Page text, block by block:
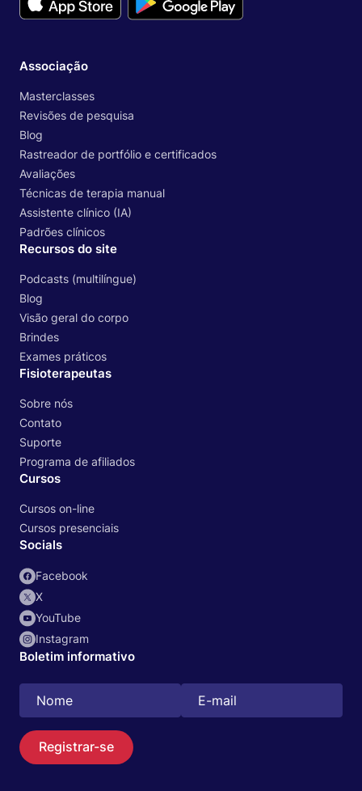
Associação
Masterclasses
Revisões de pesquisa
Blog
Rastreador de portfólio e certificados
Avaliações
Técnicas de terapia manual
Assistente clínico (IA)
Padrões clínicos
Recursos do site
Podcasts (multilíngue)
Blog
Visão geral do corpo
Brindes
Exames práticos
Fisioterapeutas
Sobre nós
Contato
Suporte
Programa de afiliados
Cursos
Cursos on-line
Cursos presenciais
Socials
Facebook
X
YouTube
Instagram
Boletim informativo
Registrar-se